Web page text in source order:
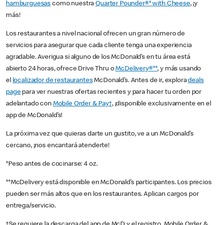
hamburguesas como nuestraQuarter Pounder®* with Cheese, ¡y
más!
Los restaurantes a nivel nacional ofrecen un gran número de
servicios para asegurar que cada cliente tenga una experiencia
agradable. Averigua si alguno de los McDonald’s en tu área está
abierto 24 horas, ofrece Drive Thru oMcDelivery®**, y más usando
el localizador de restaurantesMcDonald’s. Antes de ir, exploradeals
pagepara ver nuestras ofertas recientes y para hacer tu orden por
adelantado con Mobile Order & Pay†, ¡disponible exclusivamente en el
app de McDonald’s!
La próxima vez que quieras darte un gustito, ve a un McDonald’s
cercano, ¡nos encantará atenderte!
*Peso antes de cocinarse: 4 oz.
**McDelivery está disponible en McDonald’s participantes. Los precios
pueden ser más altos que en los restaurantes. Aplican cargos por
entrega/servicio.